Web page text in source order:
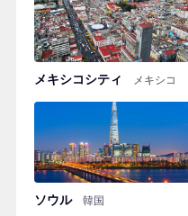
メキシコシティ メキシコ
ソウル 韓国